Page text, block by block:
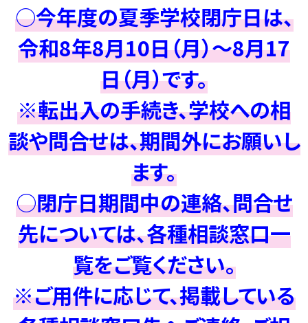
○今年度の夏季学校閉庁日は、
令和8年8月10日（月）～8月17
日（月）です。
※転出入の手続き、学校への相
談や問合せは、期間外にお願いし
ます。
○閉庁日期間中の連絡、問合せ
先については、各種相談窓口一
覧をご覧ください。
※ご用件に応じて、掲載している